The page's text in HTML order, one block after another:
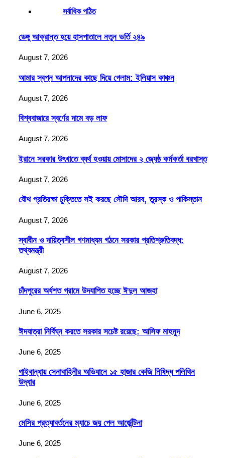
সর্বাধিক পঠিত
ডেঙ্গু আক্রান্ত হয়ে হাসপাতালে নতুন ভর্তি ২৪৯
August 7, 2026
আমার স্বপ্ন আপনাদের কাছে দিয়ে গেলাম: ইলিয়াস কাঞ্চন
August 7, 2026
বিশ্ববাজারে স্বর্ণের দামে বড় লাফ
August 7, 2026
ইরানে সরকার উৎখাতে ব্যর্থ হওয়ায় মোসাদের ২ জ্যেষ্ঠ কর্মকর্তা বরখাস্ত
August 7, 2026
যৌথ প্রতিরক্ষা চুক্তিতে সই করছে সৌদি আরব, তুরস্ক ও পাকিস্তান
August 7, 2026
স্বাধীন ও দায়িত্বশীল গণমাধ্যম গঠনে সরকার প্রতিশ্রুতিবদ্ধ:
তথ্যমন্ত্রী
August 7, 2026
চাঁদপুরের অর্ধশত গ্রামে উদযাপিত হচ্ছে ঈদুল আজহা
June 6, 2025
ঈদযাত্রা নির্বিঘ্ন করতে সরকার সচেষ্ট রয়েছে: আসিফ মাহমুদ
June 6, 2025
গাইবান্ধায় সেনাবাহিনীর অভিযানে ১৫ হাজার কেজি নিষিদ্ধ পলিথিন
উদ্ধার
June 6, 2025
মেসির প্রত্যাবর্তনের ম্যাচে জয় পেল আর্জেন্টিনা
June 6, 2025